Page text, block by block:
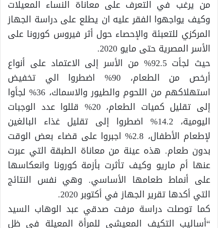
من يرغب في التعرف على معاناة النساء المعيلات
وكيف يواجهوا الفقر عليه ان يطلع على دراسة الجهاز
المركزي للتعبئة والإحصاء حول أثر فيروس كورونا على
الأسر المصرية حتى مايو 2020.
حيث لجأت 92.5% من الأسر إلى الاعتماد على أنواع
أرخص من الطعام، 90% اضطروا الي تخفيض
استهلاكهم من اللحوم والطيور والاسماك، 36% لجأوا
إلى تقليل كميات الطعام، 20% قللوا عدد الوجبات
اليومية، 14.2% اضطروا إلى تقليل غذاء البالغين
لإطعام الأطفال، 2.8% اجبروا على قضاء بعض الوقت
بدون طعام. هذه عينة من معاناة الطبقة التي عبرت
عنها أم ماريو وكيف تأثرت بأزمة كورونا وانعكاسها
على أنماط طعامها الأساسي. وهي نفس النتائج
التي أكدها تقرير الجهاز في أكتوبر 2020.
كما توصلت دراسة مرفت صدقي عبد الوهاب السيد
“أساليب التكيف المعيشى للمرأة المعيلة في ظل